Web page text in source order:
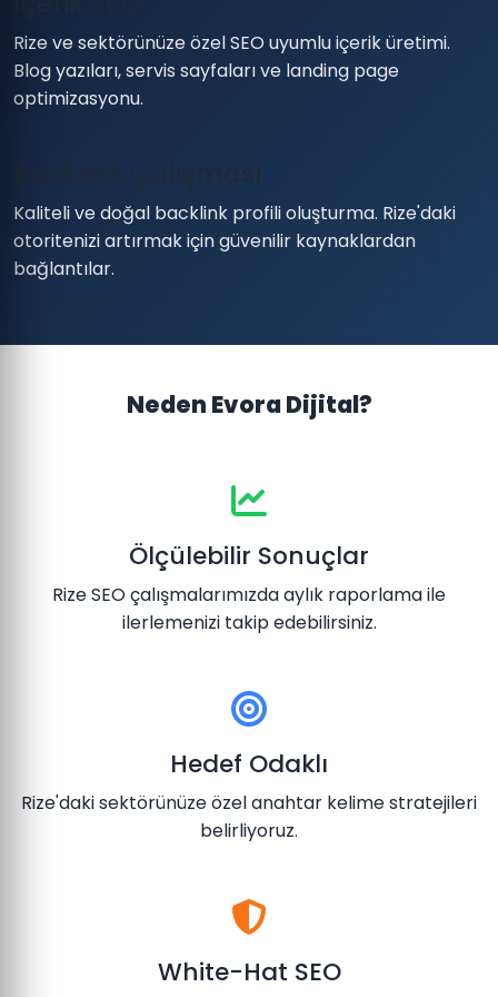
Rize ve sektörünüze özel SEO uyumlu içerik üretimi.
Blog yazıları, servis sayfaları ve landing page
optimizasyonu.
Backlink Çalışması
Kaliteli ve doğal backlink profili oluşturma. Rize'daki
otoritenizi artırmak için güvenilir kaynaklardan
bağlantılar.
Neden Evora Dijital?
Ölçülebilir Sonuçlar
Rize SEO çalışmalarımızda aylık raporlama ile
ilerlemenizi takip edebilirsiniz.
Hedef Odaklı
Rize'daki sektörünüze özel anahtar kelime stratejileri
belirliyoruz.
White-Hat SEO